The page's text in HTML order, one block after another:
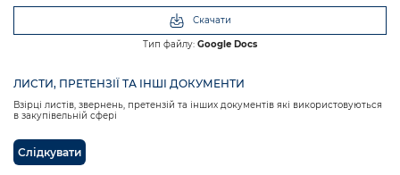
Скачати
Тип файлу: Google Docs
ЛИСТИ, ПРЕТЕНЗІЇ ТА ІНШІ ДОКУМЕНТИ
Взірці листів, звернень, претензій та інших документів які використовуються
в закупівельній сфері
Слідкувати